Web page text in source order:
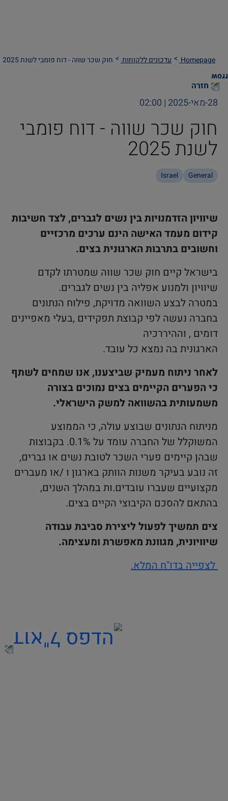
Homepage עדכונים ללקוחות חוק שכר שווה - דוח פומבי לשנת 2025
חזרה
28-מאי-2025 | 02:00
חוק שכר שווה - דוח פומבי
לשנת 2025
General
Israel
שיוויון הזדמנויות בין נשים לגברים, לצד חשיבות
קידום מעמד האישה הינם ערכים מרכזיים
וחשובים בתרבות הארגונית בצים.
בישראל קיים חוק שכר שווה שמטרתו לקדם
שיוויון ולמנוע אפליה בין נשים לגברים.
במטרה לבצע השוואה מדויקת, פילוח הנתונים
בחברה נעשה לפי קבוצת תפקידים ,בעלי מאפיינים
דומים , וההיררכיה
הארגונית בה נמצא כל עובד.
לאחר ניתוח מעמיק שביצענו, אנו שמחים לשתף
כי הפערים הקיימים בצים נמוכים בצורה
משמעותית בהשוואה למשק הישראלי.
מניתוח הנתונים שבוצע עולה, כי הממוצע
המשוקלל של החברה עומד על 0.1%. בקבוצות
שבהן קיימים פערי השכר לטובת נשים או גברים,
זה נובע בעיקר משנות הוותק בארגון ו /או מעברים
מקצועיים שעברו עובדים.ות במהלך השנים,
בהתאם להסכם הקיבוצי הקיים בצים.
צים תמשיך לפעול ליצירת סביבת עבודה
שיוויונית, מגוונת מאפשרת ומעצימה.
לצפייה בדו"ח המלא.